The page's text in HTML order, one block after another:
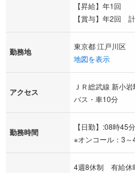
【昇給】年1回
【賞与】年2回
勤務地
東京都 江戸川区
地図を表示
アクセス
ＪＲ総武線 新小
バス・車10分
勤務時間
【日勤】:08時45
※オンコール：3～
4週8休制 有給休